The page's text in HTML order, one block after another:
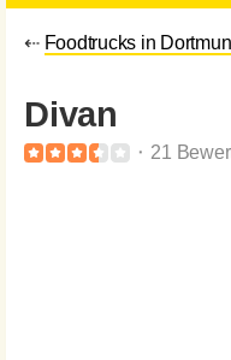
⇠ Foodtrucks in
Divan
⬝ 21